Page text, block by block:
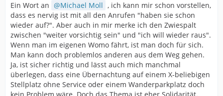
Ein Wort an Michael Moll , ich kann mir schon vorstellen,
dass es nervig ist mit all den Anrufen "haben sie schon
wieder auf?". Aber auch in mir merke ich den Zwiespalt
zwischen "weiter vorsichtig sein" und "ich will wieder raus".
Wenn man im eigenen Womo fährt, ist man doch für sich.
Man kann doch problemlos anderen aus dem Weg gehen.
Ja, ist sicher richtig und lässt auch mich manchmal
überlegen, dass eine Übernachtung auf einem X-beliebigen
Stellplatz ohne Service oder einem Wanderparkplatz doch